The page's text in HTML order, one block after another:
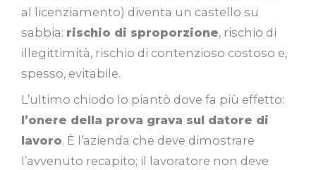
al licenziamento) diventa un castello su
sabbia: rischio di sproporzione, rischio di
illegittimità, rischio di contenzioso costoso e,
spesso, evitabile.
L’ultimo chiodo lo piantò dove fa più effetto:
l’onere della prova grava sul datore di
lavoro. È l’azienda che deve dimostrare
l’avvenuto recapito; il lavoratore non deve